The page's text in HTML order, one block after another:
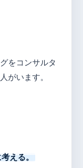
をコンサルタ
がいます。
える。